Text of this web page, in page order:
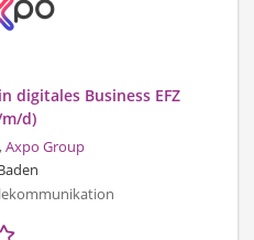
digitales Business EFZ
d)
Axpo Group